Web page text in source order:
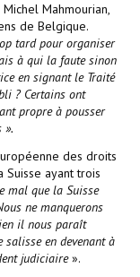
Mahmourian,
de Belgique.
tard pour organiser
à qui la faute sinon
en signant le Traité
? Certains ont
propre à pousser
».
des droits
Suisse ayant trois
mal que la Suisse
ne manquerons
il nous paraît
salisse en devenant à
judiciaire».